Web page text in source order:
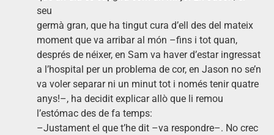
seu
germà gran, que ha tingut cura d’ell des del mateix
moment que va arribar al món –fins i tot quan,
després de néixer, en Sam va haver d’estar ingressat
a l’hospital per un problema de cor, en Jason no se’n
va voler separar ni un minut tot i només tenir quatre
anys!–, ha decidit explicar allò que li remou
l’estómac des de fa temps:
–Justament el que t’he dit –va respondre–. No crec